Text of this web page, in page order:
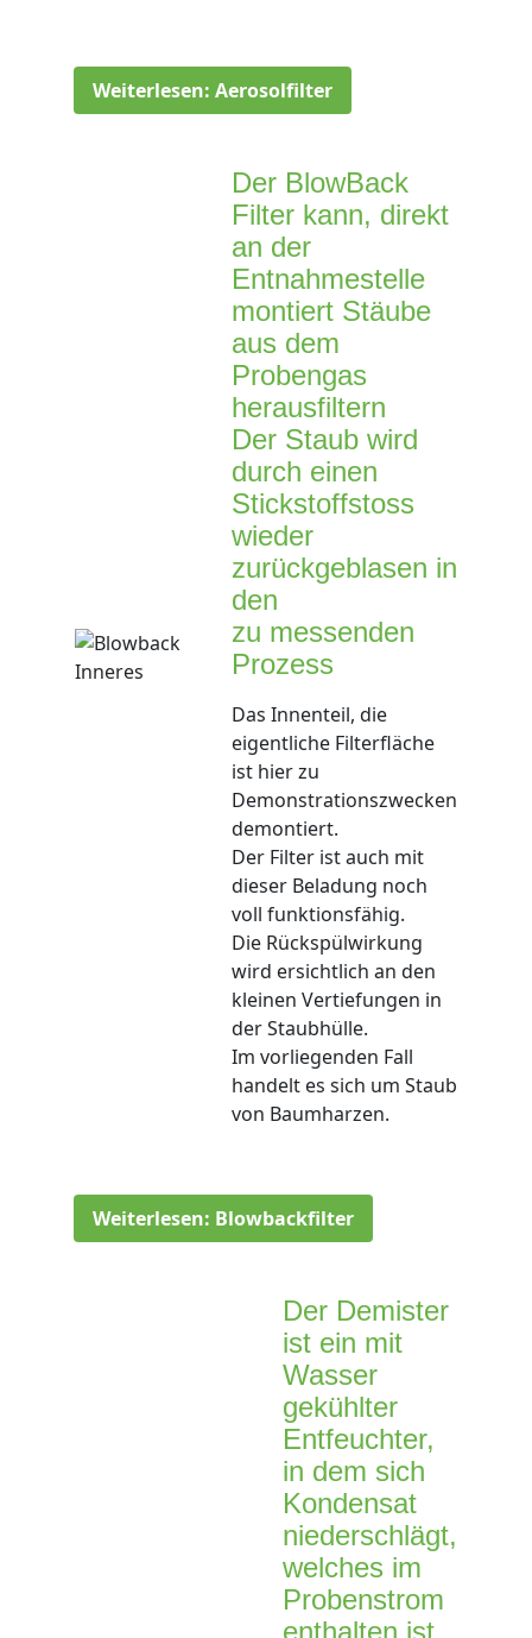
Weiterlesen: Aerosolfilter
Der BlowBack
Filter kann, direkt
an der
Entnahmestelle
montiert Stäube
aus dem
Probengas
herausfiltern
Der Staub wird
durch einen
Stickstoffstoss
wieder
zurückgeblasen in
den
zu messenden
Prozess
Das Innenteil, die
eigentliche Filterfläche
ist hier zu
Demonstrationszwecken
demontiert.
Der Filter ist auch mit
dieser Beladung noch
voll funktionsfähig.
Die Rückspülwirkung
wird ersichtlich an den
kleinen Vertiefungen in
der Staubhülle.
Im vorliegenden Fall
handelt es sich um Staub
von Baumharzen.
Weiterlesen: Blowbackfilter
Der Demister
ist ein mit
Wasser
gekühlter
Entfeuchter,
in dem sich
Kondensat
niederschlägt,
welches im
Probenstrom
enthalten ist.